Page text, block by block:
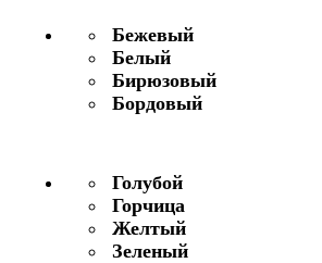
Бежевый
Белый
Бирюзовый
Бордовый
Голубой
Горчица
Желтый
Зеленый